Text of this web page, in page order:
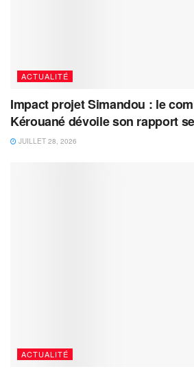
ACTUALITÉ
Impact projet Simandou : le
Kérouané dévoile son rapport
JUILLET 28, 2026
ACTUALITÉ